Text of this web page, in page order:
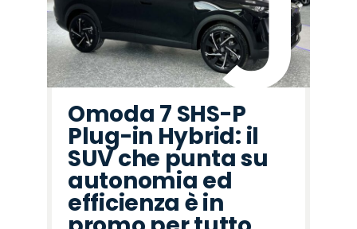
Omoda 7 SHS-P
Plug-in Hybrid: il
SUV che punta su
autonomia ed
efficienza è in